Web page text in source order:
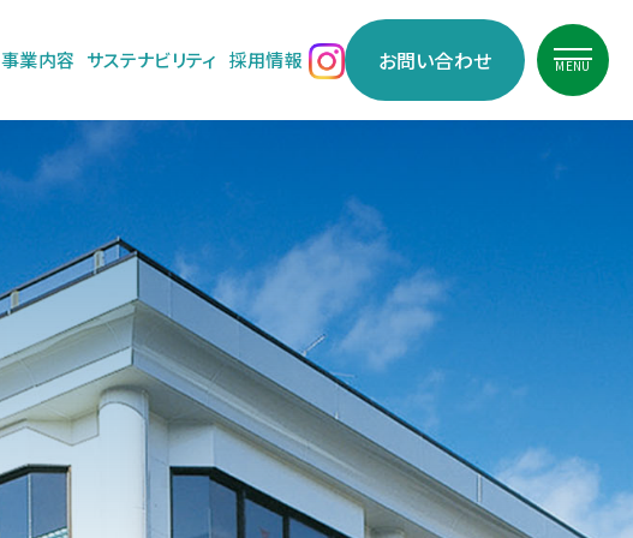
事業内容 サステナビリティ 採用情報 お問い合わせ MENU